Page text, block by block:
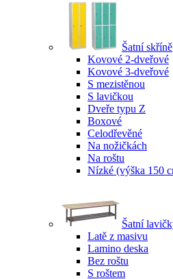
Šatní skříně
Kovové 2-dveřové
Kovové 3-dveřové
S mezistěnou
S lavičkou
Dveře typu Z
Boxové
Celodřevěné
Na nožičkách
Na roštu
Nízké (výška 150
Šatní
Latě z masivu
Lamino deska
Bez roštu
S roštem